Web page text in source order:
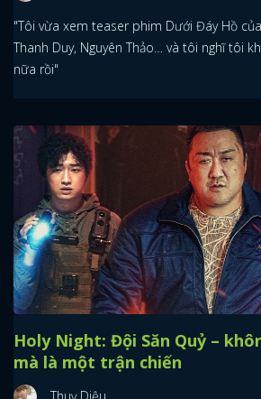
"Tôi vừa xem teaser phim Dưới Đáy Hồ của
Thanh Duy, Nguyên Thảo… và tôi nghĩ tôi
nữa rồi"
Holy Night: Đội Săn Quỷ –
mà là một trận chiến